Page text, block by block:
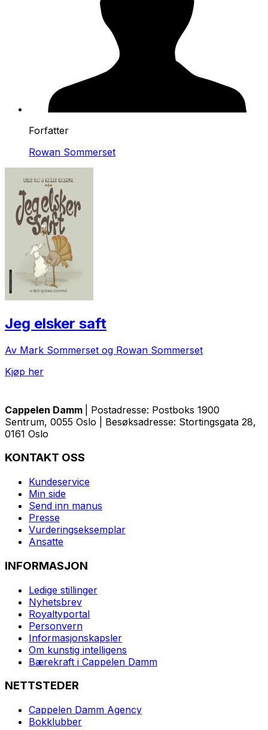
Forfatter
Rowan Sommerset
Jeg elsker saft
Av Mark Sommerset og Rowan Sommerset
Kjøp her
Cappelen Damm
| Postadresse: Postboks 1900
Sentrum, 0055 Oslo | Besøksadresse: Stortingsgata 28,
0161 Oslo
KONTAKT OSS
Kundeservice
Min side
Send inn manus
Presse
Vurderingseksemplar
Ansatte
INFORMASJON
Ledige stillinger
Nyhetsbrev
Royaltyportal
Personvern
Informasjonskapsler
Om kunstig intelligens
Bærekraft i Cappelen Damm
NETTSTEDER
Cappelen Damm Agency
Bokklubber